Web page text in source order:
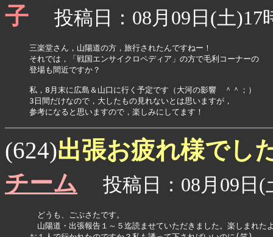
子 投稿日：08月09日(土)17
三楽堂さん，山陽道の方，旅行されたんですねー！
それでは，「戦国エンサイクロペディア」の方で毛利コーナーの
登場も間近ですか？
私，8月末に広島＆山口に行く予定です（大河の影響　＾＾；）
3日間だけなので，大したもの見れないとは思いますが，
(624)出張お疲れ様でし
チーム 投稿日：08月09日(
どうも、ごぶさたです。
山陽道・出張報告１～５迄読ませていただきました。楽しまれた